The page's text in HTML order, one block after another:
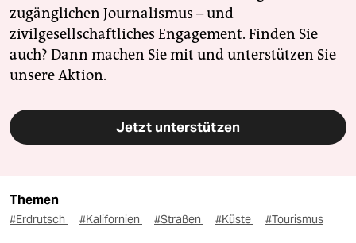
zugänglichen Journalismus – und
zivilgesellschaftliches Engagement. Finden Sie
auch? Dann machen Sie mit und unterstützen Sie
unsere Aktion.
Jetzt unterstützen
Themen
#Erdrutsch #Kalifornien #Straßen #Küste #Tourismus